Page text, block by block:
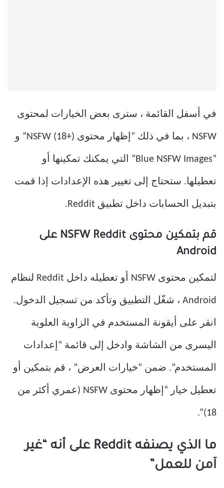
في أسفل القائمة ، سترى بعض الخيارات لمحتوى
NSFW ، بما في ذلك “إظهار محتوى NSFW (18+)” و
“Blue NSFW Images” التي يمكنك تمكينها أو
تعطيلها. ستحتاج إلى تغيير هذه الإعدادات إذا قمت
بتبديل الحسابات داخل تطبيق Reddit.
قم بتمكين محتوى NSFW Reddit على
Android
لتمكين محتوى NSFW أو تعطيله داخل Reddit لنظام
Android ، شغّل التطبيق وتأكد من تسجيل الدخول.
انقر على أيقونة المستخدم في الزاوية العلوية
اليسرى من الشاشة وادخل إلى قائمة “إعدادات
المستخدم”. ضمن “خيارات العرض” ، قم بتمكين أو
تعطيل خيار “إظهار محتوى NSFW (عمري أكثر من
18)”.
ما الذي يصنفه Reddit على أنه “غير
آمن للعمل”